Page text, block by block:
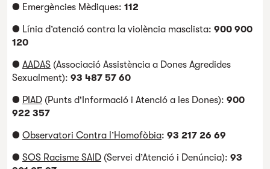
● Emergències Mèdiques: 112
● Línia d’atenció contra la violència masclista: 900 900
120
● AADAS (Associació Assistència a Dones Agredides
Sexualment): 93 487 57 60
● PIAD (Punts d'Informació i Atenció a les Dones): 900
922 357
● Observatori Contra l’Homofòbia: 93 217 26 69
● SOS Racisme SAID (Servei d’Atenció i Denúncia): 93